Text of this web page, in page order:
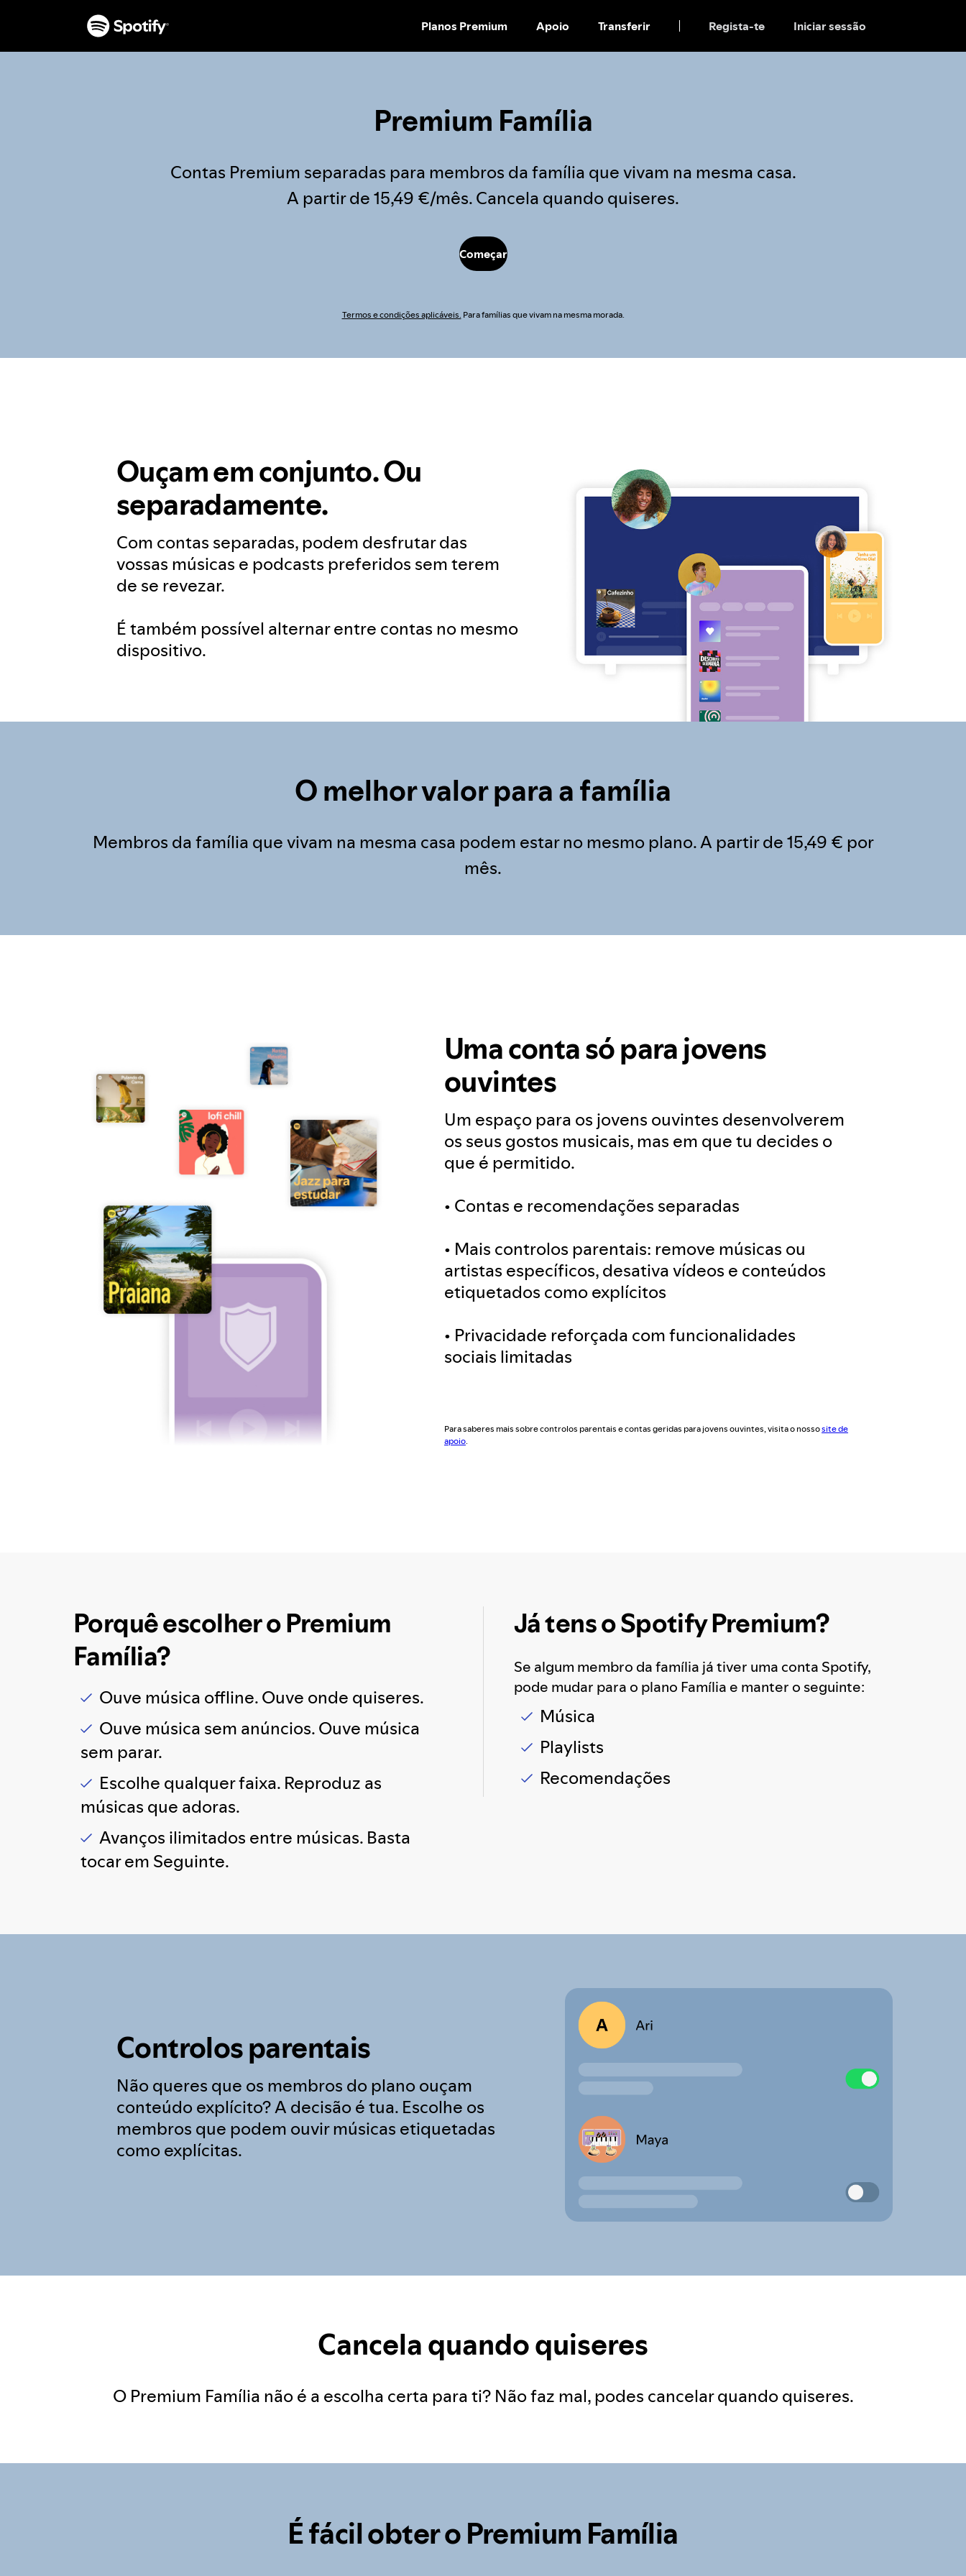
AVANÇAR
PARA
Planos Premium Apoio Transferir Regista-te Iniciar sessão
Premium Família
Contas Premium separadas para membros da família que vivam na mesma casa.
A partir de 15,49 €/mês. Cancela quando quiseres.
Começar
Termos e condições aplicáveis. Para famílias que vivam na mesma morada.
Ouçam em conjunto. Ou
separadamente.
Com contas separadas, podem desfrutar das
vossas músicas e podcasts preferidos sem terem
de se revezar.
É também possível alternar entre contas no mesmo
dispositivo.
O melhor valor para a família
Membros da família que vivam na mesma casa podem estar no mesmo plano. A partir de 15,49 € por
mês.
Uma conta só para jovens
ouvintes
Um espaço para os jovens ouvintes desenvolverem
os seus gostos musicais, mas em que tu decides o
que é permitido.
• Contas e recomendações separadas
• Mais controlos parentais: remove músicas ou
artistas específicos, desativa vídeos e conteúdos
etiquetados como explícitos
• Privacidade reforçada com funcionalidades
sociais limitadas
Para saberes mais sobre controlos parentais e contas geridas para jovens ouvintes, visita o nossosite de
apoio.
Porquê escolher o Premium
Família?
Ouve música offline. Ouve onde quiseres.
Ouve música sem anúncios. Ouve música
sem parar.
Escolhe qualquer faixa. Reproduz as
músicas que adoras.
Avanços ilimitados entre músicas. Basta
tocar em Seguinte.
Já tens o Spotify Premium?
Se algum membro da família já tiver uma conta Spotify,
pode mudar para o plano Família e manter o seguinte:
Música
Playlists
Recomendações
Controlos parentais
Não queres que os membros do plano ouçam
conteúdo explícito? A decisão é tua. Escolhe os
membros que podem ouvir músicas etiquetadas
como explícitas.
Cancela quando quiseres
O Premium Família não é a escolha certa para ti? Não faz mal, podes cancelar quando quiseres.
É fácil obter o Premium Família